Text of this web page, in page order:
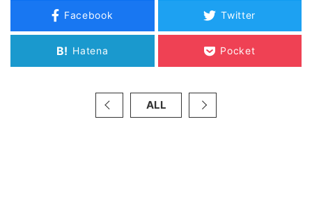
Facebook Twitter
B! Hatena Pocket
ALL